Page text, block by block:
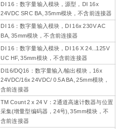
DI 16：数字量输入模块，源型，DI 16x
24VDC SRC BA, 35mm模块，不含前连接器
DI 16：数字量输入模块，DI 16x 230V AC
BA, 35mm模块，不含前连接器
DI 16：数字量输入模块，DI 16 X 24...125V
UC HF, 35mm模块，不含前连接器
DI16/DQ16：数字量输入/输出模块，16x
24VDC/16x 24VDC/ 0.5A BA, 25mm模块，
含前连接器
TM Count 2 x 24 V：2通道高速计数器与位置
采集(增量型编码器，24号), 35mm模块，不
含前连接器